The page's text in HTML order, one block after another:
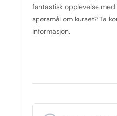
fantastisk opplevelse med
spørsmål om kurset? Ta
informasjon.